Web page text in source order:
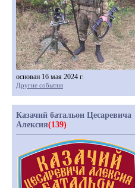
основан 16 мая 2024 г.
Другие события
Казачий батальон Цесаревича
Алексия(139)